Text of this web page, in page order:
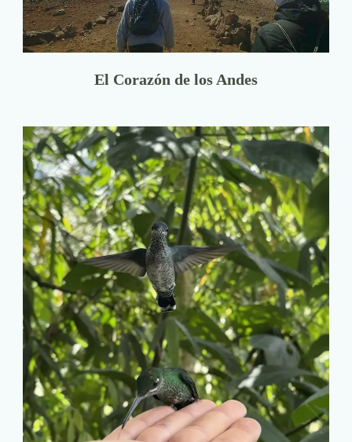
El Corazón de los Andes